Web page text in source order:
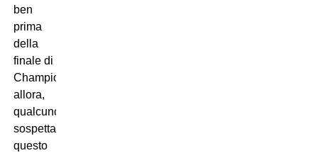
ben
prima
della
finale di
Champions,
allora,
qualcuno
sospetta,
questo